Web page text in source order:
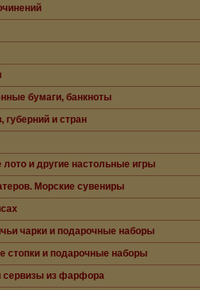
бумаги, банкноты
губерний и стран
и другие настольные игры
Морские сувениры
чарки и подарочные наборы
стопки и подарочные наборы
сервизы из фарфора